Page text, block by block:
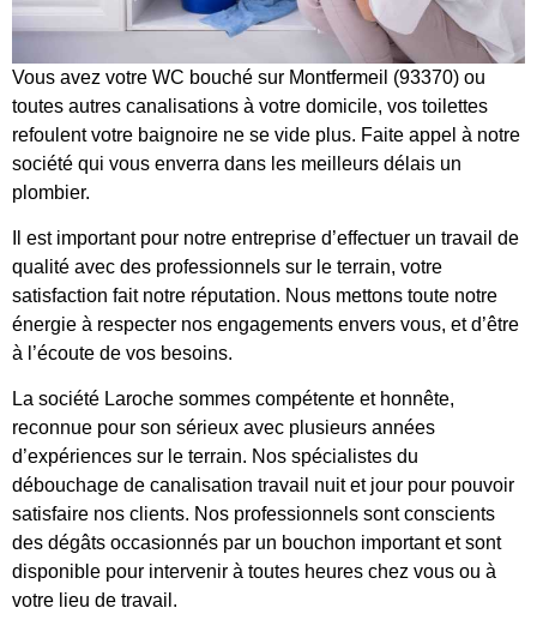
Vous avez votre WC bouché sur Montfermeil (93370) ou
toutes autres canalisations à votre domicile, vos toilettes
refoulent votre baignoire ne se vide plus. Faite appel à notre
société qui vous enverra dans les meilleurs délais un
plombier.
Il est important pour notre entreprise d’effectuer un travail de
qualité avec des professionnels sur le terrain, votre
satisfaction fait notre réputation. Nous mettons toute notre
énergie à respecter nos engagements envers vous, et d’être
à l’écoute de vos besoins.
La société Laroche sommes compétente et honnête,
reconnue pour son sérieux avec plusieurs années
d’expériences sur le terrain. Nos spécialistes du
débouchage de canalisation travail nuit et jour pour pouvoir
satisfaire nos clients. Nos professionnels sont conscients
des dégâts occasionnés par un bouchon important et sont
disponible pour intervenir à toutes heures chez vous ou à
votre lieu de travail.